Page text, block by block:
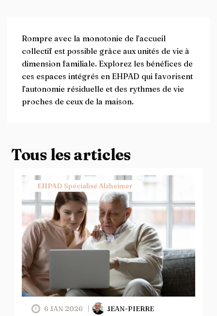
Rompre avec la monotonie de l’accueil
collectif est possible grâce aux unités de vie à
dimension familiale. Explorez les bénéfices de
ces espaces intégrés en EHPAD qui favorisent
l’autonomie résiduelle et des rythmes de vie
proches de ceux de la maison.
Tous les articles
EHPAD Spécialisé Alzheimer
6 JAN 2026 JEAN-PIERRE